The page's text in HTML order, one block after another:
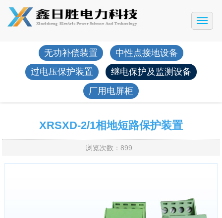
网站首页
产品展示
工程案例
新闻动态
售后服务
联系我们
无功补偿装置
中性点接地设备
过电压保护装置
继电保护及监测设备
厂用电屏柜
XRSXD-2/1相地短路保护装置
浏览次数：899